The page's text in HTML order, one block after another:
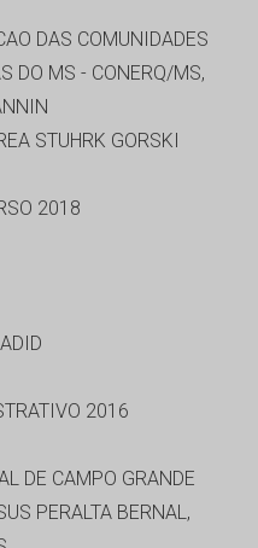
DAS COMUNIDADES
DO MS - CONERQ/MS,
STUHRK GORSKI
2018
2016
DE CAMPO GRANDE
PERALTA BERNAL,